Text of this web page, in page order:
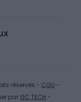
réservés - CGU -
par GC TECH -